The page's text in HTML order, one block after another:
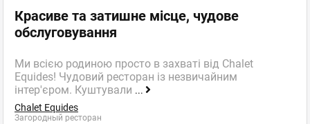
Красиве та затишне місце, чудове
обслуговування
Ми всією родиною просто в захваті від Chalet
Equides! Чудовий ресторан із незвичайним
інтер'єром. Куштували ...
Chalet Equides
Загородный ресторан